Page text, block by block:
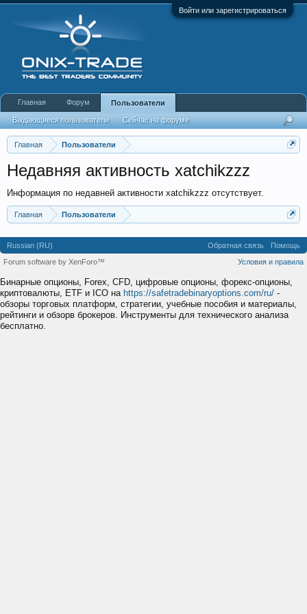
Войти или зарегистрироваться
Главная Пользователи
Недавняя активность xatchikzzz
Информация по недавней активности xatchikzzz отсутствует.
Главная Пользователи
Главная Форум Пользователи
Выдающиеся пользователи Сейчас на форуме
Недавняя активность Новые сообщения профиля
Russian (RU) Обратная связь
Помощь
Условия и правила
Forum software by XenForo™
Бинарные опционы, Forex, CFD, цифровые опционы, форекс-опционы,
криптовалюты, ETF и ICO на https://safetradebinaryoptions.com/ru/ -
обзоры торговых платформ, стратегии, учебные пособия и материалы,
рейтинги и обзорв брокеров. Инструменты для технического анализа
бесплатно.